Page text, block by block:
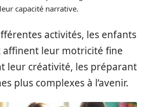
capacité narrative.
activités, les enfants
affinent leur motricité fine
leur créativité, les préparant
plus complexes à l’avenir.